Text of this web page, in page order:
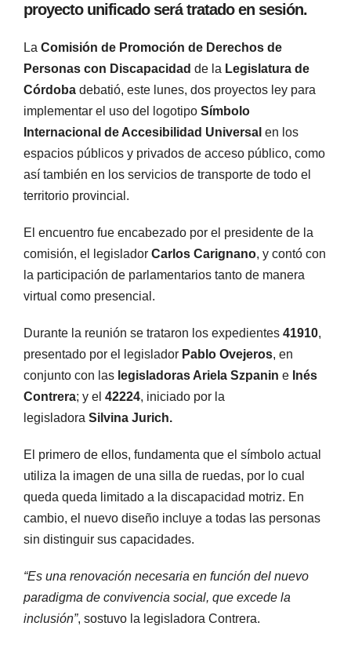
proyecto unificado será tratado en sesión.
La Comisión de Promoción de Derechos de
Personas con Discapacidad de la Legislatura de
Córdoba debatió, este lunes, dos proyectos ley para
implementar el uso del logotipo Símbolo
Internacional de Accesibilidad Universal en los
espacios públicos y privados de acceso público, como
así también en los servicios de transporte de todo el
territorio provincial.
El encuentro fue encabezado por el presidente de la
comisión, el legislador Carlos Carignano, y contó con
la participación de parlamentarios tanto de manera
virtual como presencial.
Durante la reunión se trataron los expedientes 41910,
presentado por el legislador Pablo Ovejeros, en
conjunto con las legisladoras Ariela Szpanin e Inés
Contrera; y el 42224, iniciado por la
legisladora Silvina Jurich.
El primero de ellos, fundamenta que el símbolo actual
utiliza la imagen de una silla de ruedas, por lo cual
queda queda limitado a la discapacidad motriz. En
cambio, el nuevo diseño incluye a todas las personas
sin distinguir sus capacidades.
“Es una renovación necesaria en función del nuevo
paradigma de convivencia social, que excede la
inclusión”, sostuvo la legisladora Contrera.